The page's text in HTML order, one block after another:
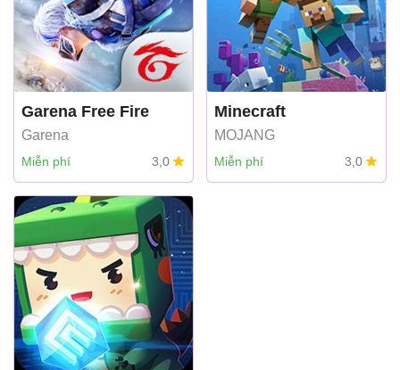
Garena Free Fire
Garena
Miễn phí 3,0
Minecraft
MOJANG
Miễn phí 3,0